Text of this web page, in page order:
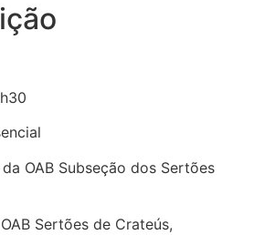
OAB Subseção dos Sertões
Sertões de Crateús,